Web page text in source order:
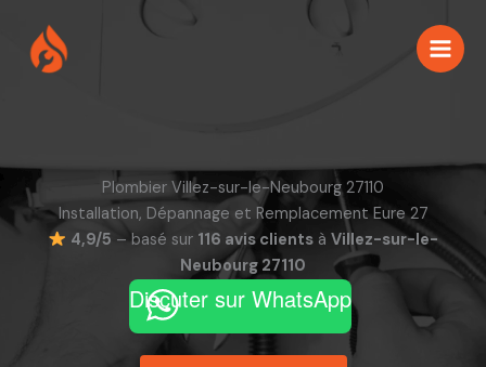
contenu
Plombier Villez-sur-le-Neubourg 27110
Installation, Dépannage et Remplacement Eure 27
4,9/5 – basé sur 116 avis clientsà Villez-sur-le-
Neubourg 27110
Discuter sur WhatsApp